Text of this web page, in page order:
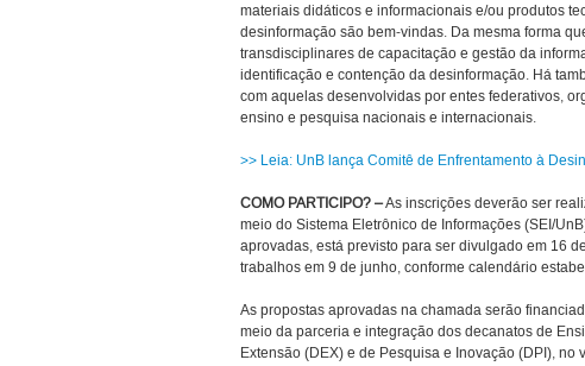
materiais didáticos e informacionais e/ou produtos
desinformação são bem-vindas. Da mesma forma
transdisciplinares de capacitação e gestão da
identificação e contenção da desinformação. Há
com aquelas desenvolvidas por entes federativos,
ensino e pesquisa nacionais e internacionais.
>> Leia: UnB lança Comitê de Enfrentamento à
COMO PARTICIPO? –As inscrições deverão ser
meio do Sistema Eletrônico de Informações (SEI/
aprovadas, está previsto para ser divulgado em 16
trabalhos em 9 de junho, conforme calendário
As propostas aprovadas na chamada serão
meio da parceria e integração dos decanatos de
Extensão (DEX) e de Pesquisa e Inovação (DPI),